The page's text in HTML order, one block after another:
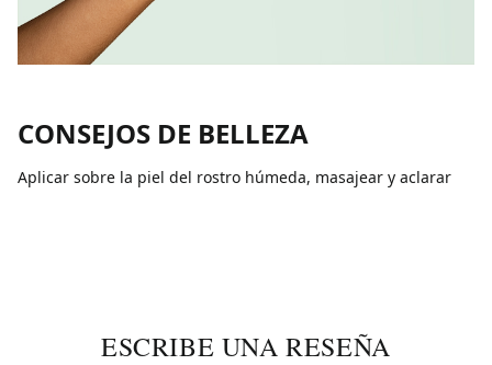
CONSEJOS DE BELLEZA
Aplicar sobre la piel del rostro húmeda, masajear y aclarar
ESCRIBE UNA RESEÑA